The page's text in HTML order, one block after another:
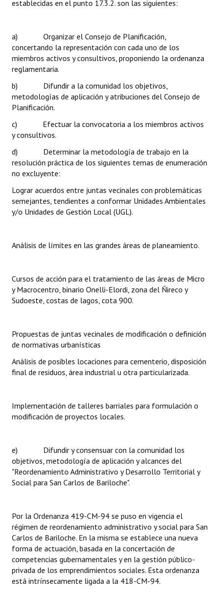
Entrega de distinciones
REFORMA DE LA CARTA ORGÁNICA
establecidas en el punto 17.3.2. son las siguientes:
a) Organizar el Consejo de Planificación,
concertando la representación con cada uno de los
miembros activos y consultivos, proponiendo la ordenanza
reglamentaria.
b) Difundir a la comunidad los objetivos,
metodologías de aplicación y atribuciones del Consejo de
Planificación.
c) Efectuar la convocatoria a los miembros activos
y consultivos.
d) Determinar la metodología de trabajo en la
resolución práctica de los siguientes temas de enumeración
no excluyente:
Lograr acuerdos entre juntas vecinales con problemáticas
semejantes, tendientes a conformar Unidades Ambientales
y/o Unidades de Gestión Local (UGL).
Análisis de límites en las grandes áreas de planeamiento.
Cursos de acción para el tratamiento de las áreas de Micro
y Macrocentro, binario Onelli-Elordi, zona del Ñireco y
Sudoeste, costas de lagos, cota 900.
Propuestas de juntas vecinales de modificación o definición
de normativas urbanísticas
Análisis de posibles locaciones para cementerio, disposición
final de residuos, área industrial u otra particularizada.
Implementación de talleres barriales para formulación o
modificación de proyectos locales.
e) Difundir y consensuar con la comunidad los
objetivos, metodología de aplicación y alcances del
"Reordenamiento Administrativo y Desarrollo Territorial y
Social para San Carlos de Bariloche".
Por la Ordenanza 419-CM-94 se puso en vigencia el
régimen de reordenamiento administrativo y social para San
Carlos de Bariloche. En la misma se establece una nueva
forma de actuación, basada en la concertación de
competencias gubernamentales y en la gestión público-
privada de los emprendimientos sociales. Esta ordenanza
está intrínsecamente ligada a la 418-CM-94.